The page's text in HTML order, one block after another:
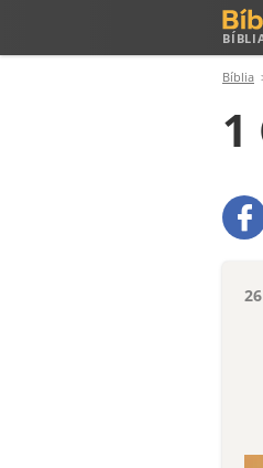
Bíblia
1
26